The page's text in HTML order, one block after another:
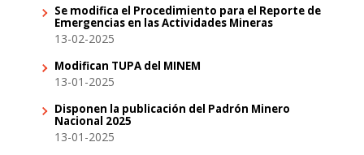
Se modifica el Procedimiento para el Reporte de
Emergencias en las Actividades Mineras
13-02-2025
Modifican TUPA del MINEM
13-01-2025
Disponen la publicación del Padrón Minero
Nacional 2025
13-01-2025